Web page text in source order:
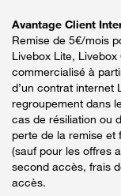
Avantage Client
Remise de 5€/mois
Livebox Lite,
commercialisé à
d’un contrat internet
regroupement dans
cas de résiliation ou
perte de la remise et
(sauf pour les offres
second accès, frais
accès.